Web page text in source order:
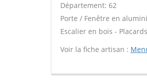
Département: 62
Porte / Fenêtre en
Escalier en bois -
Voir la fiche artisan :